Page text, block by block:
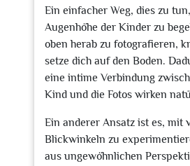
Ein einfacher Weg, dies zu
Augenhöhe der Kinder zu
oben herab zu fotografieren,
setze dich auf den Boden.
eine intime Verbindung
Kind und die Fotos wirken
Ein anderer Ansatz ist es, mit
Blickwinkeln zu
aus ungewöhnlichen